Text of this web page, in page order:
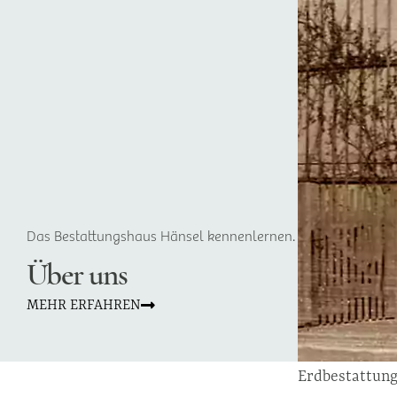
Das Bestattungshaus Hänsel kennenlernen.
Über uns
MEHR ERFAHREN